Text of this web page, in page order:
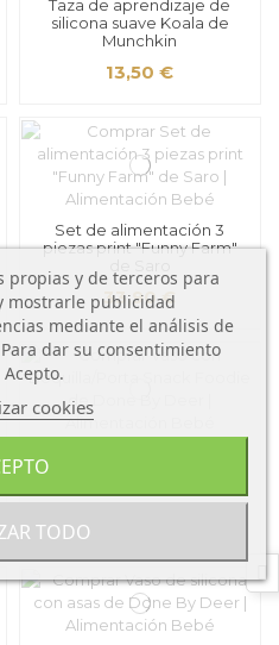
Taza de aprendizaje de
silicona suave Koala de
Munchkin
13,50 €
Set de alimentación 3
piezas print "Funny Farm"
33,90 €
Snack Foodie de Done By
Deer
propias y de terceros para
mostrarle publicidad
mediante el análisis de
dar su consentimiento
cookies
TODO